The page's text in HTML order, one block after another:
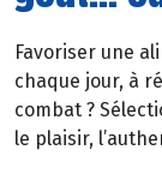
Favoriser une
chaque jour, à
combat ?
le plaisir,